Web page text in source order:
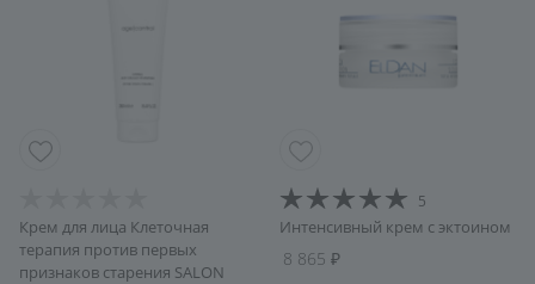
Крем для лица Клеточная
терапия против первых
признаков старения SALON
5
Интенсивный крем с эктоином
8 865